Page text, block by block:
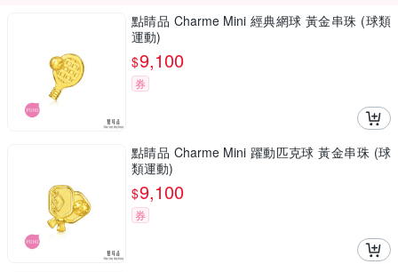
點睛品 Charme Mini 經典網球 黃金串珠 (球類
運動)
$9,100
券
點睛品 Charme Mini 躍動匹克球 黃金串珠 (球
類運動)
$9,100
券